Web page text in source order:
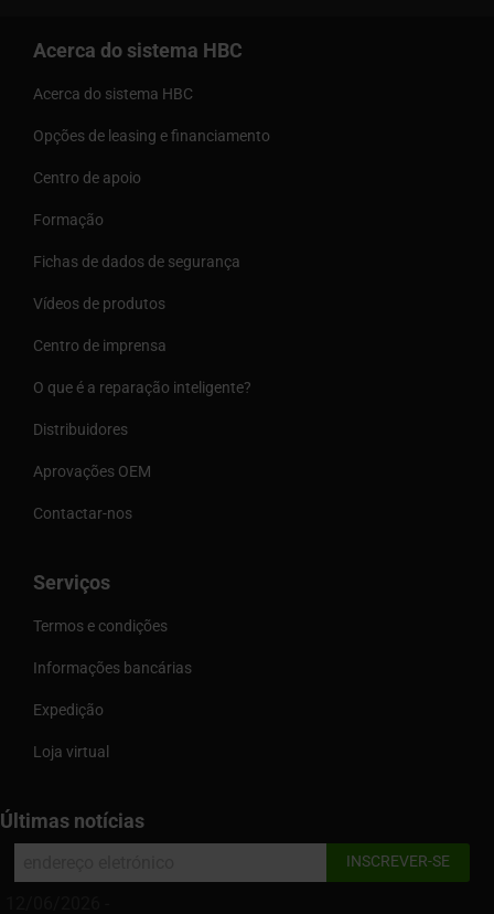
Acerca do sistema HBC
Acerca do sistema HBC
Opções de leasing e financiamento
Centro de apoio
Formação
Fichas de dados de segurança
Vídeos de produtos
Centro de imprensa
O que é a reparação inteligente?
Distribuidores
Aprovações OEM
Contactar-nos
Serviços
Termos e condições
Informações bancárias
Expedição
Loja virtual
Últimas notícias